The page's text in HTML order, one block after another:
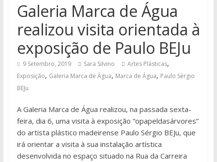
Galeria Marca de Água
realizou visita orientada à
exposição de Paulo BEJu
9 Setembro, 2019 Sara Silvino Artes Plásticas,
Exposição, Galeria Marca de Água, Marca de Água, Paulo Sérgio
BEJu
A Galeria Marca de Água realizou, na passada sexta-
feira, dia 6, uma visita à exposição “opapeldasárvores”
do artista plástico madeirense Paulo Sérgio BEJu, que
irá orientar a visita à sua instalação artística
desenvolvida no espaço situado na Rua da Carreira